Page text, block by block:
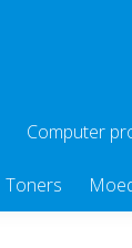
Computer
Toners